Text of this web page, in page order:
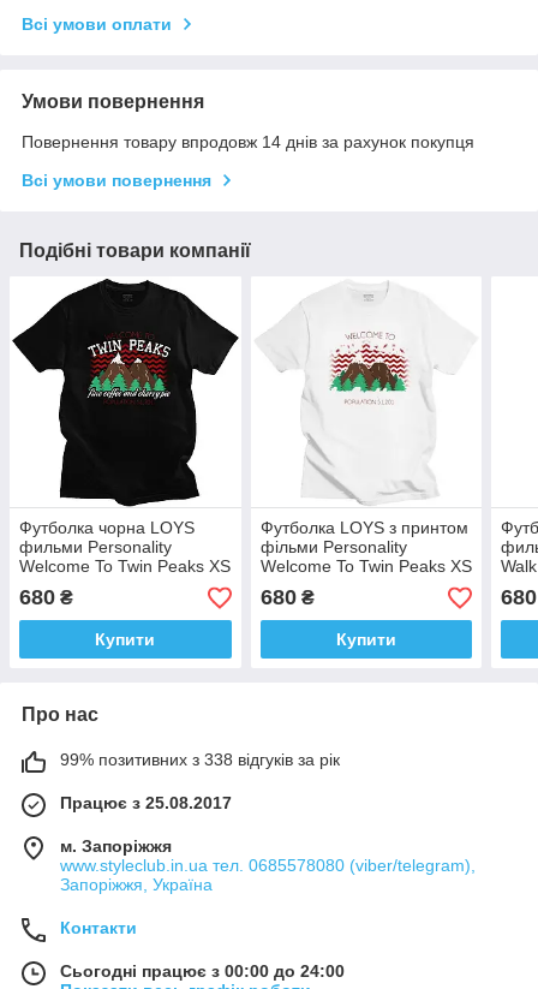
Всі умови оплати
Умови повернення
Повернення товару впродовж 14 днів за рахунок покупця
Всі умови повернення
Подібні товари компанії
Футболка чорна LOYS
фильми Personality
Welcome To Twin Peaks XS
680 ₴
Купити
Футболка LOYS з принтом
фільми Personality
Welcome To Twin Peaks XS
680₴
Купити
XS
680
Про нас
99% позитивних з 338 відгуків за рік
Працює з 25.08.2017
м. Запоріжжя
www.styleclub.in.ua тел. 0685578080 (viber/telegram),
Запоріжжя, Україна
Контакти
Сьогодні працює з 00:00 до 24:00